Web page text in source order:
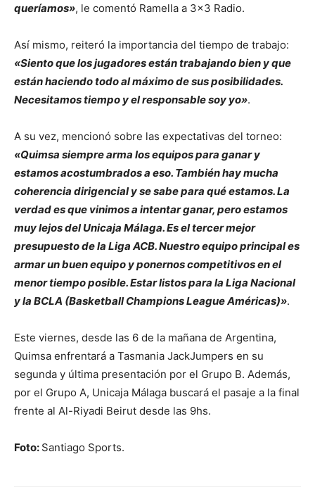
queríamos», le comentó Ramella a 3×3 Radio.
Así mismo, reiteró la importancia del tiempo de trabajo:
«Siento que los jugadores están trabajando bien y que
están haciendo todo al máximo de sus posibilidades.
Necesitamos tiempo y el responsable soy yo».
A su vez, mencionó sobre las expectativas del torneo:
«Quimsa siempre arma los equipos para ganar y
estamos acostumbrados a eso. También hay mucha
coherencia dirigencial y se sabe para qué estamos. La
verdad es que vinimos a intentar ganar, pero estamos
muy lejos del Unicaja Málaga. Es el tercer mejor
presupuesto de la Liga ACB. Nuestro equipo principal es
armar un buen equipo y ponernos competitivos en el
menor tiempo posible. Estar listos para la Liga Nacional
y la BCLA (Basketball Champions League Américas)».
Este viernes, desde las 6 de la mañana de Argentina,
Quimsa enfrentará a Tasmania JackJumpers en su
segunda y última presentación por el Grupo B. Además,
por el Grupo A, Unicaja Málaga buscará el pasaje a la final
frente al Al-Riyadi Beirut desde las 9hs.
Foto: Santiago Sports.